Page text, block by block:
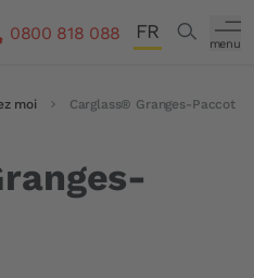
0800 818 088
FR
IT
Search
menu
moi Carglass® Granges-Paccot